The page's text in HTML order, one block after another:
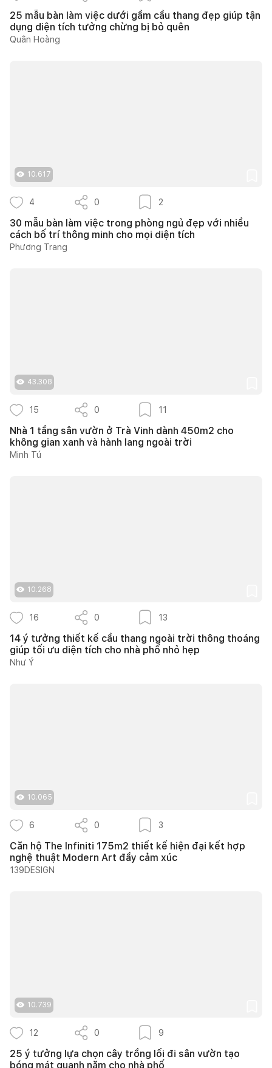
25 mẫu bàn làm việc dưới gầm cầu thang đẹp giúp tận
dụng diện tích tưởng chừng bị bỏ quên
Quân Hoàng
10.617
4 0 2
30 mẫu bàn làm việc trong phòng ngủ đẹp với nhiều
cách bố trí thông minh cho mọi diện tích
Phương Trang
43.308
15 0 11
Nhà 1 tầng sân vườn ở Trà Vinh dành 450m2 cho
không gian xanh và hành lang ngoài trời
Minh Tú
10.268
16 0 13
14 ý tưởng thiết kế cầu thang ngoài trời thông thoáng
giúp tối ưu diện tích cho nhà phố nhỏ hẹp
Như Ý
10.065
6 0 3
Căn hộ The Infiniti 175m2 thiết kế hiện đại kết hợp
nghệ thuật Modern Art đầy cảm xúc
139DESIGN
10.739
12 0 9
25 ý tưởng lựa chọn cây trồng lối đi sân vườn tạo
bóng mát quanh năm cho nhà phố